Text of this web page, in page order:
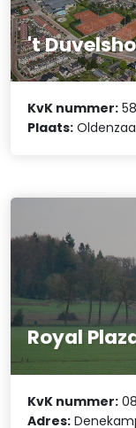
't
KvK nummer:
Plaats:
Royal
KvK nummer:
Adres: